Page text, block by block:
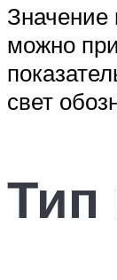
Значение
можно
свет
Тип